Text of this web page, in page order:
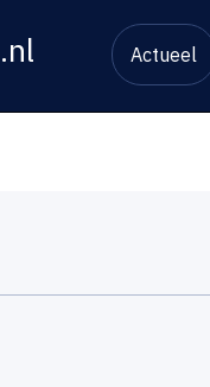
.nl Actueel